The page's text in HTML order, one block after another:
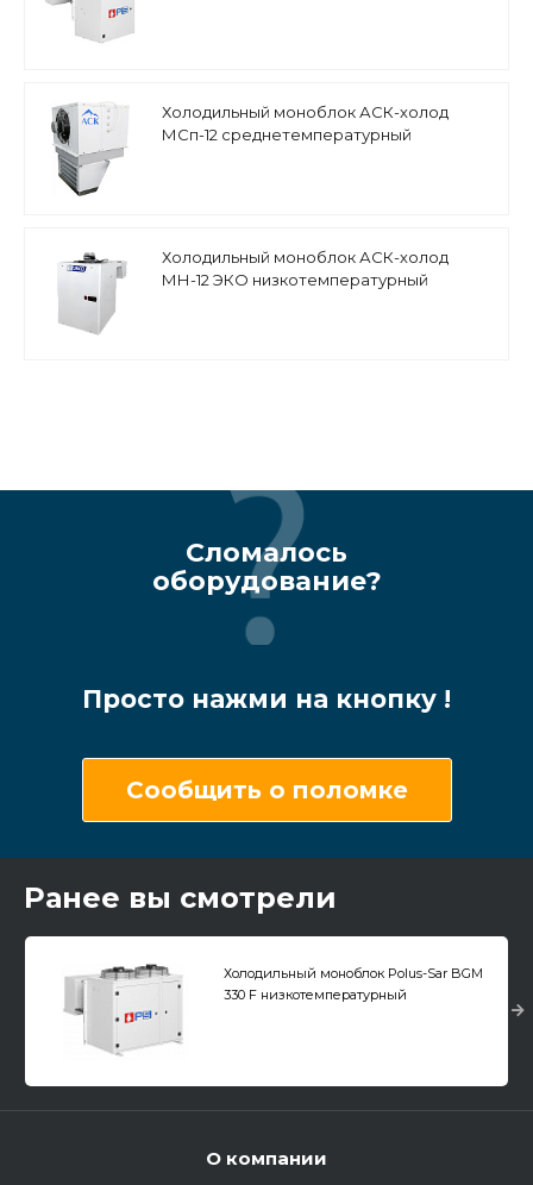
Холодильный моноблок АСК-холод
МСп-12 среднетемпературный
Холодильный моноблок АСК-холод
МН-12 ЭКО низкотемпературный
Сломалось
оборудование?
Просто нажми на кнопку !
Сообщить о поломке
Ранее вы смотрели
Холодильный моноблок Polus-Sar BGM
330 F низкотемпературный
О компании